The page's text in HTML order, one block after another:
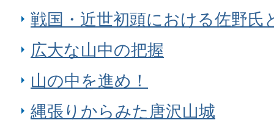
戦国・近世初頭における佐野氏
広大な山中の把握
山の中を進め！
縄張りからみた唐沢山城